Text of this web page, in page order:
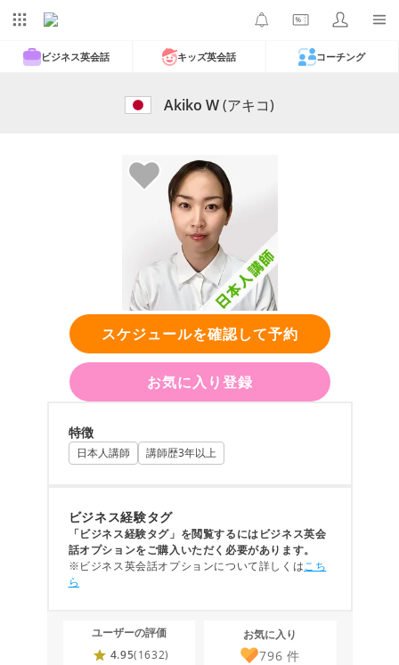
ビジネス英会話 キッズ英会話 コーチング
Akiko W(アキコ)
スケジュールを確認して予約
お気に入り登録
特徴
日本人講師 講師歴3年以上
ビジネス経験タグ
「ビジネス経験タグ」を閲覧するにはビジネス英会
話オプションをご購入いただく必要があります。
※ビジネス英会話オプションについて詳しくはこち
ら
ユーザーの評価
4.95(1632)
お気に入り
796 件